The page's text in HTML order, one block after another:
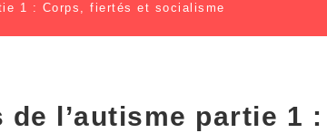
1 : Corps, fiertés et socialisme
l’autisme partie 1